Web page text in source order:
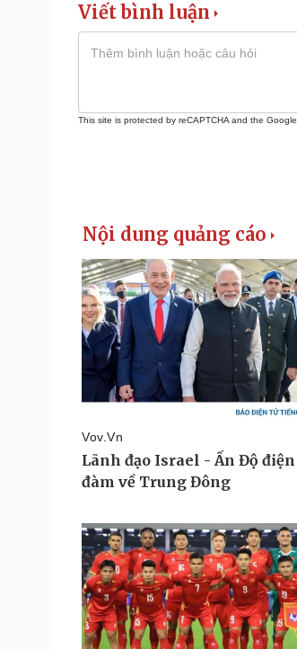
Viết bình luận
This site is protected by reCAPTCHA and the Google